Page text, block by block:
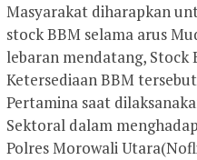
Masyarakat diharapkan
stock BBM selama arus
lebaran mendatang,
Ketersediaan BBM
Pertamina saat
Sektoral dalam
Polres Morowali